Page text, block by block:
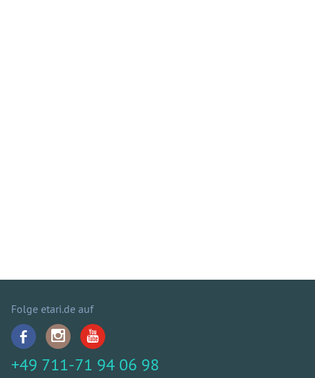
Folge etari.de auf
+49 711-71 94 06 98